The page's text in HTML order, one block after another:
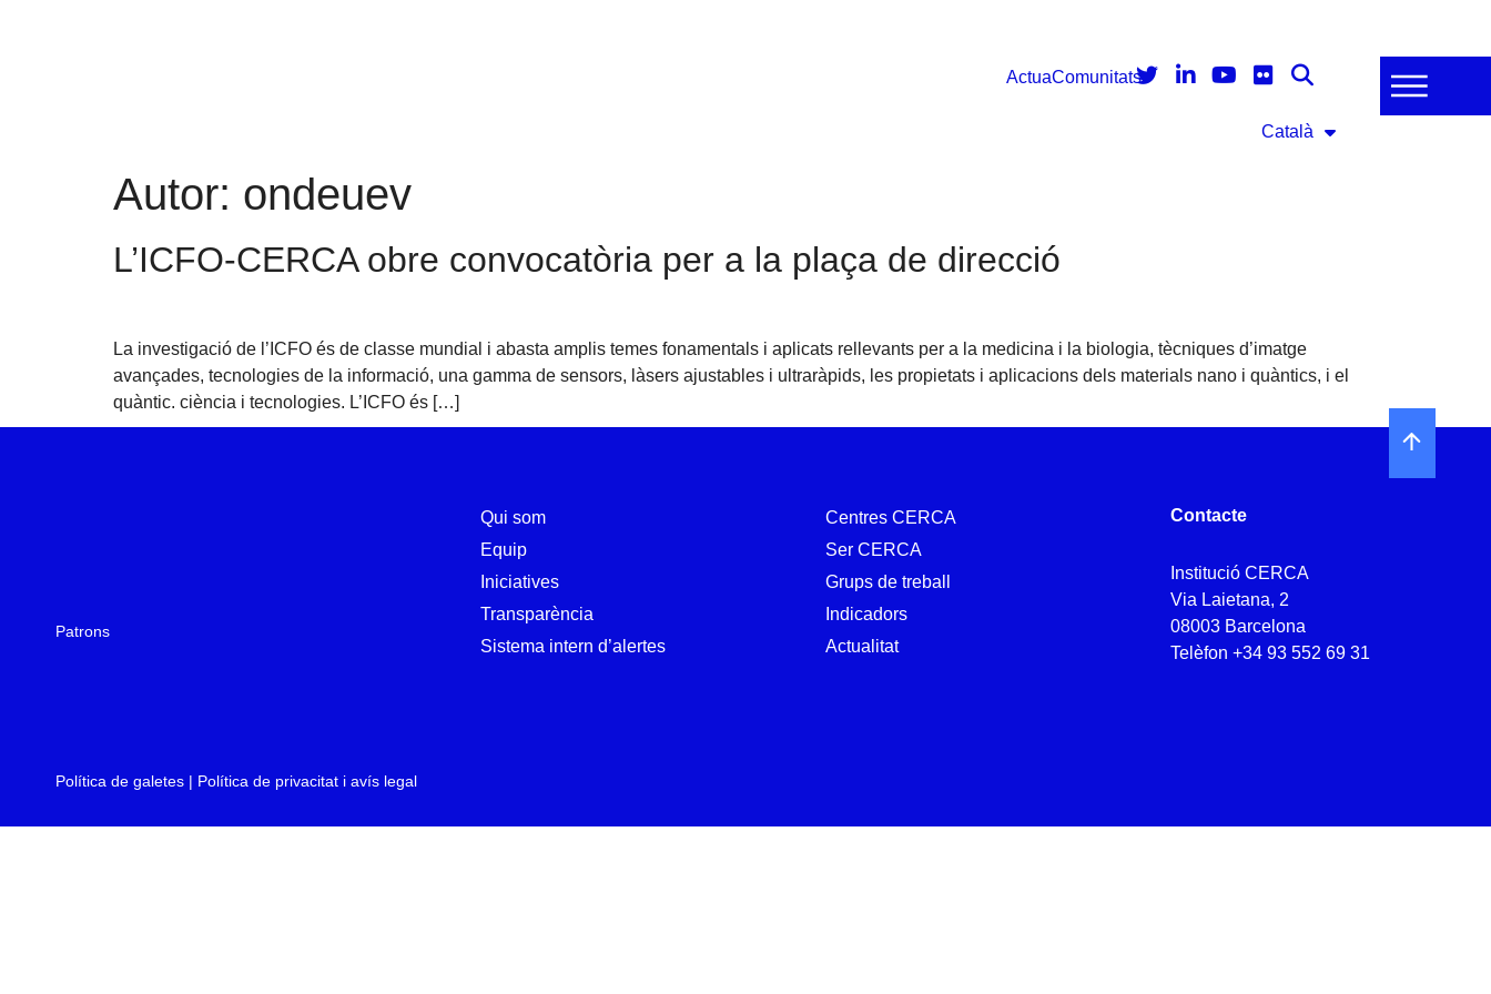
ActuaComunitats
Català
Autor: ondeuev
L’ICFO-CERCA obre convocatòria per a la plaça de direcció
La investigació de l’ICFO és de classe mundial i abasta amplis temes fonamentals i aplicats rellevants per a la medicina i la biologia, tècniques d’imatge
avançades, tecnologies de la informació, una gamma de sensors, làsers ajustables i ultraràpids, les propietats i aplicacions dels materials nano i quàntics, i el
quàntic. ciència i tecnologies. L’ICFO és […]
Patrons
Qui som
Equip
Iniciatives
Transparència
Sistema intern d’alertes
Centres CERCA
Ser CERCA
Grups de treball
Indicadors
Actualitat
Contacte
Institució CERCA
Via Laietana, 2
08003 Barcelona
Telèfon+34 93 552 69 31
Política de galetes | Política de privacitat i avís legal